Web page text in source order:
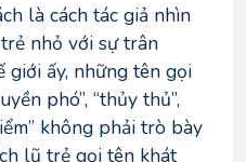
là cách tác giả nhìn
nhỏ với sự trân
giới ấy, những tên gọi
phó”, “thủy thủ”,
không phải trò bày
lũ trẻ gọi tên khát